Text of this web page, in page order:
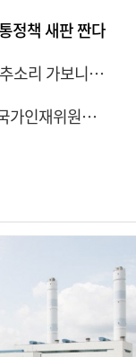
정책 새판 짠다
[르포] 대청호 녹조 시작점 추소리 가보니…걷어내도 짙은 초록빛
[교육부 하반기 업무계획] 국가인재위원회 신설… 거점국립대 3곳 성장엔진·AI 분야 패키지 지원